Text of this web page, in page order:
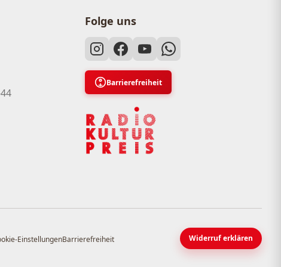
Folge uns
Barrierefreiheit
EinstellungenBarrierefreiheit Widerruf erklären